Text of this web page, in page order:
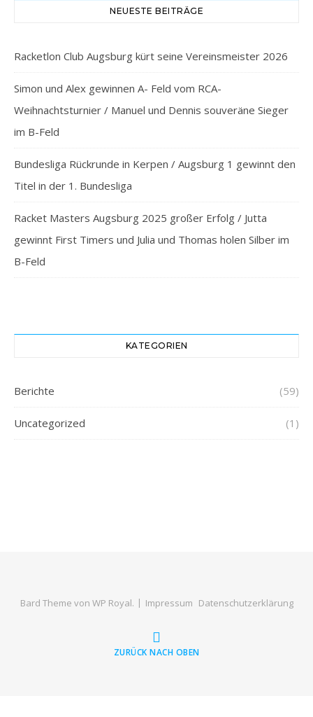
NEUESTE BEITRÄGE
Racketlon Club Augsburg kürt seine Vereinsmeister 2026
Simon und Alex gewinnen A- Feld vom RCA-
Weihnachtsturnier / Manuel und Dennis souveräne Sieger
im B-Feld
Bundesliga Rückrunde in Kerpen / Augsburg 1 gewinnt den
Titel in der 1. Bundesliga
Racket Masters Augsburg 2025 großer Erfolg / Jutta
gewinnt First Timers und Julia und Thomas holen Silber im
B-Feld
KATEGORIEN
Berichte (59)
Uncategorized (1)
Bard Theme von WP Royal. Impressum Datenschutzerklärung
ZURÜCK NACH OBEN